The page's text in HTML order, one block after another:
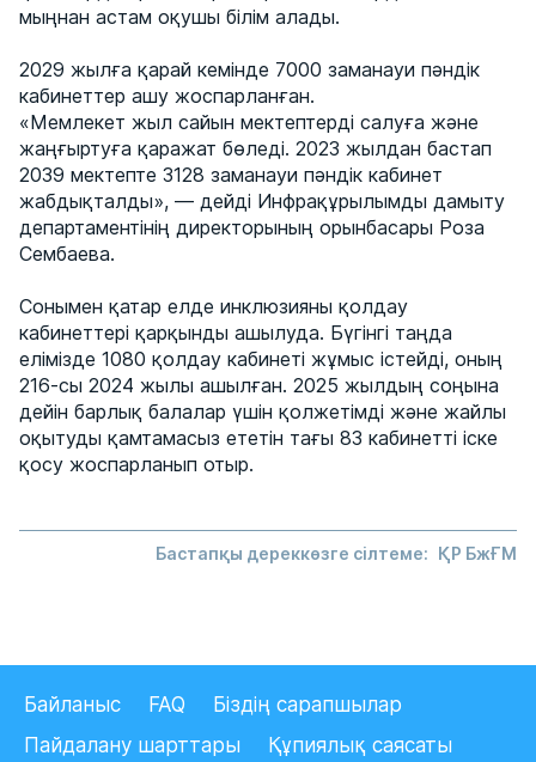
мыңнан астам оқушы білім алады.
2029 жылға қарай кемінде 7000 заманауи пәндік
кабинеттер ашу жоспарланған.
«Мемлекет жыл сайын мектептерді салуға және
жаңғыртуға қаражат бөледі. 2023 жылдан бастап
2039 мектепте 3128 заманауи пәндік кабинет
жабдықталды», — дейді Инфрақұрылымды дамыту
департаментінің директорының орынбасары Роза
Сембаева.
Сонымен қатар елде инклюзияны қолдау
кабинеттері қарқынды ашылуда. Бүгінгі таңда
елімізде 1080 қолдау кабинеті жұмыс істейді, оның
216-сы 2024 жылы ашылған. 2025 жылдың соңына
дейін барлық балалар үшін қолжетімді және жайлы
оқытуды қамтамасыз ететін тағы 83 кабинетті іске
қосу жоспарланып отыр.
Бастапқы дереккөзге сілтеме: ҚР БжҒМ
Байланыс FAQ
Біздің сарапшылар
Пайдалану шарттары
Құпиялық саясаты